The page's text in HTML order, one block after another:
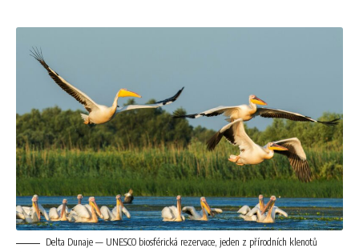
Delta Dunaje — UNESCO biosférická rezervace, jeden z přírodních klenotů